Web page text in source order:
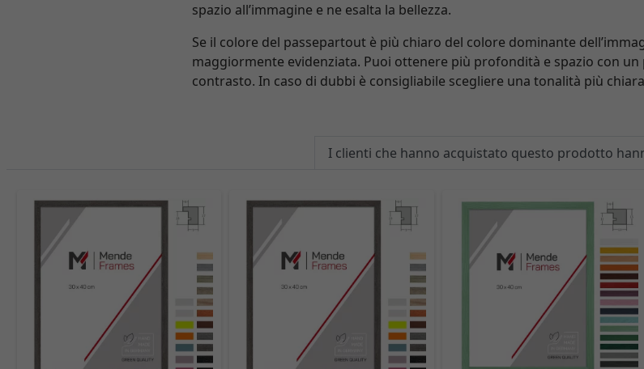
spazio all’immagine e ne esalta la bellezza.
Se il colore del passepartout è più chiaro del colore dominante
maggiormente evidenziata. Puoi ottenere più profondità e spazio con
contrasto. In caso di dubbi è consigliabile scegliere una tonalità più
I clienti che hanno acquistato questo prodotto